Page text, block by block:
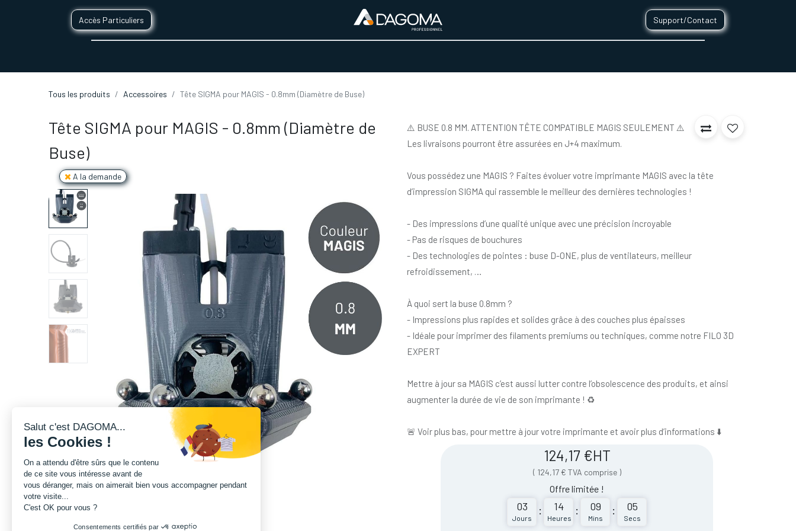
Accès Particuliers Support/Contact
Tous les produits Accessoires Tête SIGMA pour MAGIS - 0.8mm (Diamètre de Buse)
Tête SIGMA pour MAGIS - 0.8mm (Diamètre de
Buse)
A la demande
⚠️ BUSE 0.8 MM. ATTENTION TÊTE COMPATIBLE MAGIS SEULEMENT ⚠️
Les livraisons pourront être assurées en J+4 maximum.
Vous possédez une MAGIS ? Faites évoluer votre imprimante MAGIS avec la tête
d’impression SIGMA qui rassemble le meilleur des dernières technologies !
- Des impressions d’une qualité unique avec une précision incroyable
- Pas de risques de bouchures
- Des technologies de pointes : buse D-ONE, plus de ventilateurs, meilleur
refroidissement, …
À quoi sert la buse 0.8mm ?
- Impressions plus rapides et solides grâce à des couches plus épaisses
- Idéale pour imprimer des filaments premiums ou techniques, comme notre FILO 3D
EXPERT
Mettre à jour sa MAGIS c’est aussi lutter contre l’obsolescence des produits, et ainsi
augmenter la durée de vie de son imprimante ! ♻️
🚨 Voir plus bas, pour mettre à jour votre imprimante et avoir plus d’informations ⬇️
124,17€HT
( 124,17€ TVA comprise )
Offre limitée !
03
Jours
: 14
Heures
: 09
Mins
: 05
Secs
Salut c'est DAGOMA...
les Cookies !
On a attendu d'être sûrs que le contenu
de ce site vous intéresse avant de
vous déranger, mais on aimerait bien vous accompagner pendant
votre visite...
C'est OK pour vous ?
Consentements certifiés par